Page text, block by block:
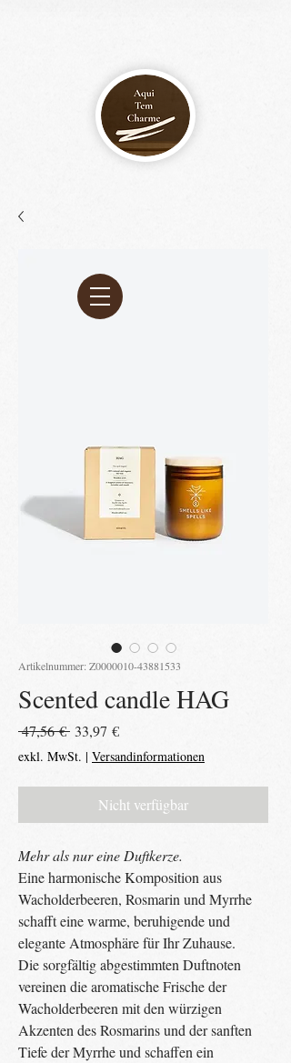
Artikelnummer: Z0000010-43881533
Scented candle HAG
47,56 € Standardpreis
33,97 €Sale-
Preis
exkl. MwSt. | Versandinformationen
Nicht verfügbar
Mehr als nur eine Duftkerze.
Eine harmonische Komposition aus
Wacholderbeeren, Rosmarin und Myrrhe
schafft eine warme, beruhigende und
elegante Atmosphäre für Ihr Zuhause.
Die sorgfältig abgestimmten Duftnoten
vereinen die aromatische Frische der
Wacholderbeeren mit den würzigen
Akzenten des Rosmarins und der sanften
Tiefe der Myrrhe und schaffen ein